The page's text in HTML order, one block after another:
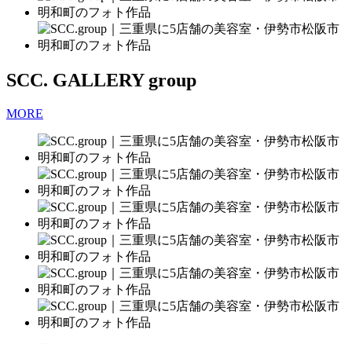
SCC. GALLERY group
MORE